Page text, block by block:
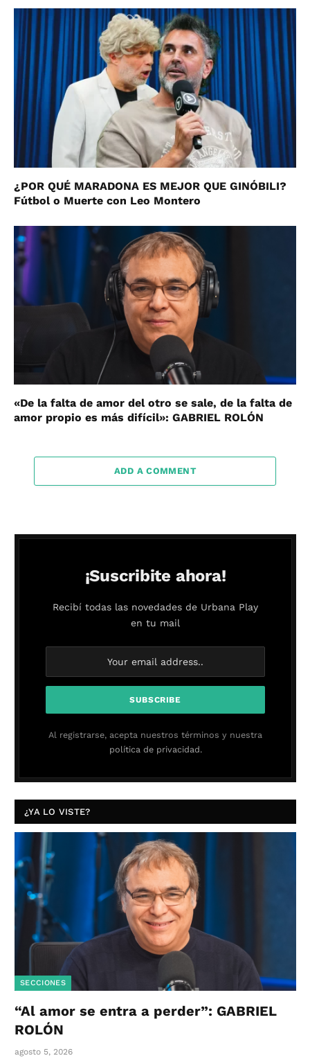
¿POR QUÉ MARADONA ES MEJOR QUE GINÓBILI?
Fútbol o Muerte con Leo Montero
«De la falta de amor del otro se sale, de la falta de
amor propio es más difícil»: GABRIEL ROLÓN
ADD A COMMENT
¡Suscribite ahora!
Recibí todas las novedades de Urbana Play
en tu mail
Al registrarse, acepta nuestros términos y nuestra
política de privacidad.
¿YA LO VISTE?
SECCIONES
“Al amor se entra a perder”: GABRIEL
ROLÓN
agosto 5, 2026